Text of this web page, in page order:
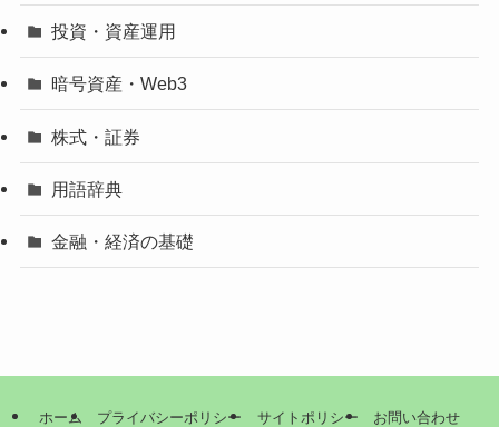
投資・資産運用
暗号資産・Web3
株式・証券
用語辞典
金融・経済の基礎
ホーム プライバシーポリシー サイトポリシー お問い合わせ